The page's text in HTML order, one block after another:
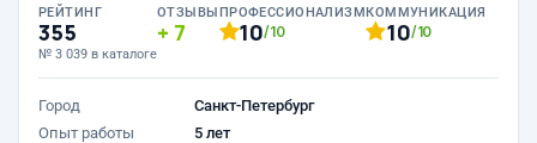
РЕЙТИНГ
355
№ 3 039 в каталоге
ОТЗЫВЫ
7
ПРОФЕССИОНАЛИЗМ
10/10
КОММУНИКАЦИЯ
10/10
Город
Санкт-Петербург
Опыт работы
5 лет